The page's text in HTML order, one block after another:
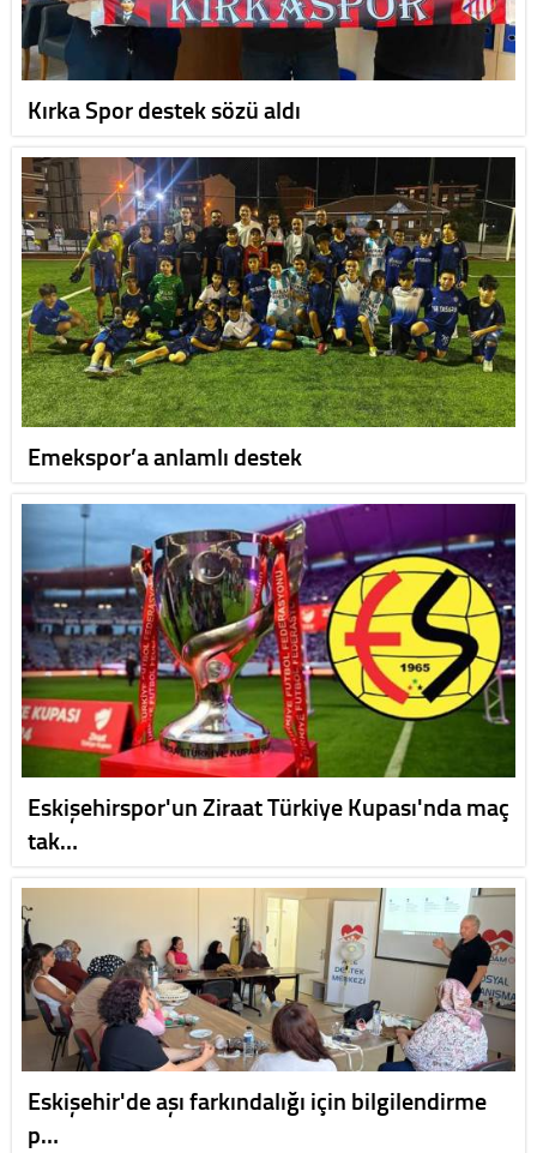
Kırka Spor destek sözü aldı
Emekspor’a anlamlı destek
Eskişehirspor'un Ziraat Türkiye Kupası'nda maç
tak…
Eskişehir'de aşı farkındalığı için bilgilendirme
p…